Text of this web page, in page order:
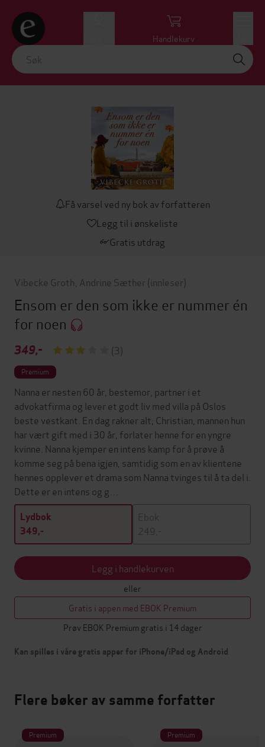
Handlekurv
Få varsel ved ny bok av forfatteren
Legg til i ønskeliste
Gratis utdrag
Vibecke Groth Andrine Sæther (innleser)
Ensom er den som ikke er nummer én
for noen
349,- (3)
Premium
Nanna er nesten 60 år, bestemor, partner i et
advokatfirma og lever et godt liv med villa på Oslos
beste vestkant. En dag rakner alt; Christian, mannen hun
har vært gift med i 30 år, forlater henne for en yngre
kvinne. Nanna kjemper en intens kamp for å prøve å
komme seg på bena igjen, samtidig som en av klientene
hennes opplever et drama som Nanna tvinges til å ta del i.
Dette er en intens og g…
Lydbok
349,-
Ebok
249,-
Legg i handlekurven
eller
Gratis i appen med EBOK Premium
Prøv EBOK Premium gratis i 14 dager
Kan spilles i våre gratis apper for iPhone/iPad og Android
Flere bøker av samme forfatter
Premium Premium